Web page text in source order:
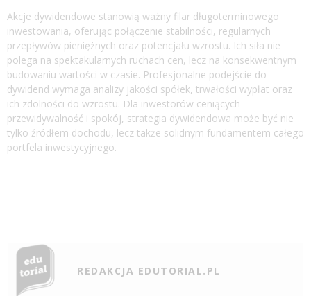
Akcje dywidendowe stanowią ważny filar długoterminowego
inwestowania, oferując połączenie stabilności, regularnych
przepływów pieniężnych oraz potencjału wzrostu. Ich siła nie
polega na spektakularnych ruchach cen, lecz na konsekwentnym
budowaniu wartości w czasie. Profesjonalne podejście do
dywidend wymaga analizy jakości spółek, trwałości wypłat oraz
ich zdolności do wzrostu. Dla inwestorów ceniących
przewidywalność i spokój, strategia dywidendowa może być nie
tylko źródłem dochodu, lecz także solidnym fundamentem całego
portfela inwestycyjnego.
REDAKCJA EDUTORIAL.PL